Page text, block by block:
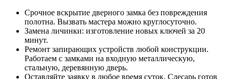
Срочное вскрытие дверного замка без повреждения
полотна. Вызвать мастера можно круглосуточно.
Замена личинки: изготовление новых ключей за 20
минут.
Ремонт запирающих устройств любой конструкции.
Работаем с замками на входную металлическую,
стальную, деревянную дверь.
Оставляйте заявку в любое время суток. Слесарь готов